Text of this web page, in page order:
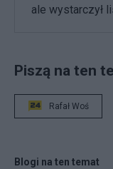
ale wystarczył
Piszą na ten
Rafał Woś
Blogi na ten temat